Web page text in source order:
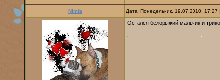
Nimfa Дата: Понедельник, 19.07.2010,
Остался белорыжий мальчик и